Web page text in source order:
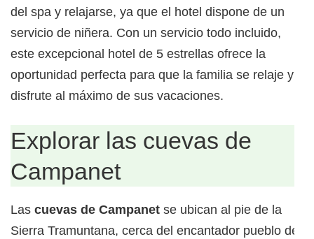
del spa y relajarse, ya que el hotel dispone de un
servicio de niñera. Con un servicio todo incluido,
este excepcional hotel de 5 estrellas ofrece la
oportunidad perfecta para que la familia se relaje y
disfrute al máximo de sus vacaciones.
Explorar las cuevas de
Campanet
Las cuevas de Campanet se ubican al pie de la
Sierra Tramuntana, cerca del encantador pueblo de